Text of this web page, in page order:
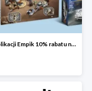
W aplikacji Empik 10% rabatu na klocki LEGO